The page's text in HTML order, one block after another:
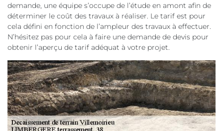
demande, une équipe s’occupe de l’étude en amont afin de
déterminer le coût des travaux à réaliser. Le tarif est pour
cela défini en fonction de l’ampleur des travaux à effectuer.
N’hésitez pas pour cela à faire une demande de devis pour
obtenir l’aperçu de tarif adéquat à votre projet.